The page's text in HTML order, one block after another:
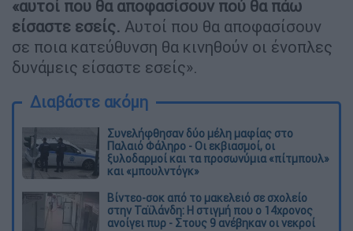
«αυτοί που θα αποφασίσουν πού θα πάω
είσαστε εσείς. Αυτοί που θα αποφασίσουν
σε ποια κατεύθυνση θα κινηθούν οι ένοπλες
δυνάμεις είσαστε εσείς».
Διαβάστε ακόμη
Συνελήφθησαν δύο μέλη μαφίας στο
Παλαιό Φάληρο - Οι εκβιασμοί, οι
ξυλοδαρμοί και τα προσωνύμια «πίτμπουλ»
και «μπουλντόγκ»
Βίντεο-σοκ από το μακελειό σε σχολείο
στην Ταϊλάνδη: Η στιγμή που ο 14χρονος
ανοίγει πυρ - Στους 9 ανέβηκαν οι νεκροί